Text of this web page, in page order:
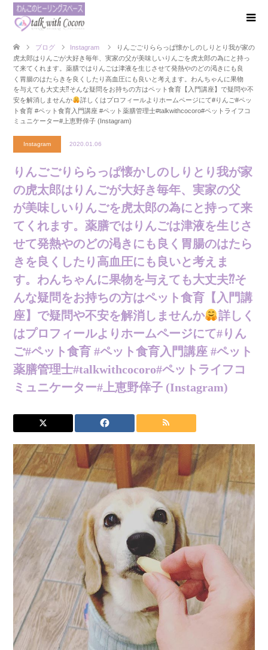
ブログ Instagram
りんごごりららっぱ 懐かしのしりとり 我が家の
虎太郎は りんごが大好き 毎年、実家の父が 美味しいりんごを 虎太郎の為にと 持っ
て来てくれます。 薬膳では りんごは津液を生じさせて 発熱やのどの渇きにも良
く 胃腸のはたらきを良くしたり 高血圧にも良いと考えます。 わんちゃんに果物
を 与えても大丈夫⁇ そんな疑問をお持ちの方は ペット食育【入門講座】で 疑問や不
安を解消しませんか
詳しくはプロフィールより ホームページにて #りんご #ペッ
ト食育 #ペット食育入門講座 #ペット薬膳管理士 #talkwithcocoro #ペットライフコ
ミュニケーター #上恵野倖子 (Instagram)
Instagram 2020.01.06
りんごごりららっぱ 懐かしのしりとり 我が家
の虎太郎は りんごが大好き 毎年、実家の父
が 美味しいりんごを 虎太郎の為にと 持って来
てくれます。 薬膳では りんごは津液を生じさ
せて 発熱やのどの渇きにも良く 胃腸のはたら
きを良くしたり 高血圧にも良いと考えま
す。 わんちゃんに果物を 与えても大丈夫⁇ そ
んな疑問をお持ちの方は ペット食育【入門講
座】で 疑問や不安を解消しませんか
詳しく
はプロフィールより ホームページにて #りん
ご #ペット食育 #ペット食育入門講座 #ペット
薬膳管理士 #talkwithcocoro #ペットライフコ
ミュニケーター #上恵野倖子 (Instagram)